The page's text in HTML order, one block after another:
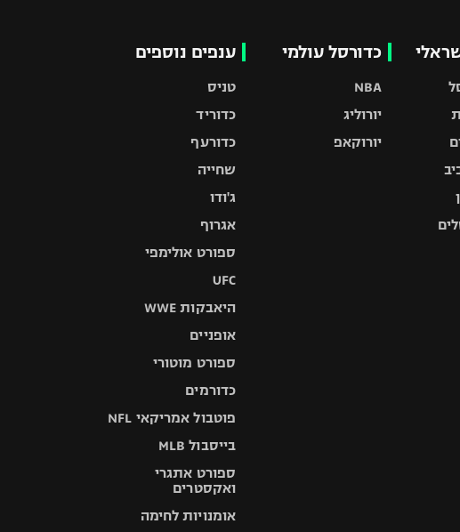
כדורסל עולמי
NBA
יורוליג
יורוקאפ
ענפים נוספים
טניס
כדוריד
כדורעף
שחייה
ג'ודו
אגרוף
ספורט אולימפי
UFC
היאבקות WWE
אופניים
ספורט מוטורי
כדורמים
פוטבול אמריקאי NFL
בייסבול MLB
ספורט אתגרי
ואקסטרים
אומנויות לחימה